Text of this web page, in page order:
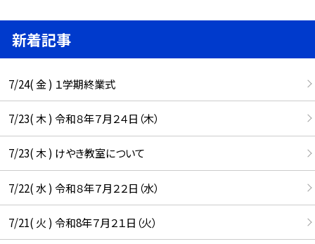
新着記事
7/24( 金 ) １学期終業式
7/23( 木 ) 令和８年７月２４日（木）
7/23( 木 ) けやき教室について
7/22( 水 ) 令和８年７月２２日（水）
7/21( 火 ) 令和8年７月２１日（火）